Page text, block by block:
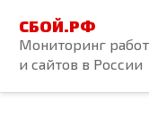
контенту
СБОЙ.РФ
Мониторинг
и сайтов в России